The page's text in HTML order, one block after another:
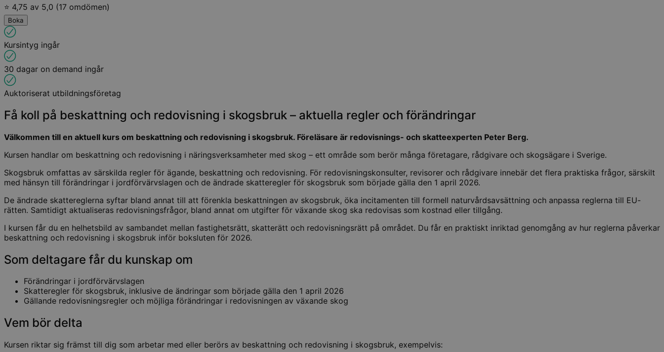
⭐ 4,75 av 5,0 (17 omdömen)
Boka
Kursintyg ingår
30 dagar on demand ingår
Auktoriserat utbildningsföretag
Få koll på beskattning och redovisning i skogsbruk – aktuella regler och förändringar
Välkommen till en aktuell kurs om beskattning och redovisning i skogsbruk. Föreläsare är redovisnings- och skatteexperten Peter Berg.
Kursen handlar om beskattning och redovisning i näringsverksamheter med skog – ett område som berör många företagare, rådgivare och skogsägare i Sverige.
Skogsbruk omfattas av särskilda regler för ägande, beskattning och redovisning. För redovisningskonsulter, revisorer och rådgivare innebär det flera praktiska frågor, särskilt
med hänsyn till förändringar i jordförvärvslagen och de ändrade skatteregler för skogsbruk som började gälla den 1 april 2026.
De ändrade skattereglerna syftar bland annat till att förenkla beskattningen av skogsbruk, öka incitamenten till formell naturvårdsavsättning och anpassa reglerna till EU-
rätten. Samtidigt aktualiseras redovisningsfrågor, bland annat om utgifter för växande skog ska redovisas som kostnad eller tillgång.
I kursen får du en helhetsbild av sambandet mellan fastighetsrätt, skatterätt och redovisningsrätt på området. Du får en praktiskt inriktad genomgång av hur reglerna påverkar
beskattning och redovisning i skogsbruk inför boksluten för 2026.
Som deltagare får du kunskap om
Förändringar i jordförvärvslagen
Skatteregler för skogsbruk, inklusive de ändringar som började gälla den 1 april 2026
Gällande redovisningsregler och möjliga förändringar i redovisningen av växande skog
Vem bör delta
Kursen riktar sig främst till dig som arbetar med eller berörs av beskattning och redovisning i skogsbruk, exempelvis: